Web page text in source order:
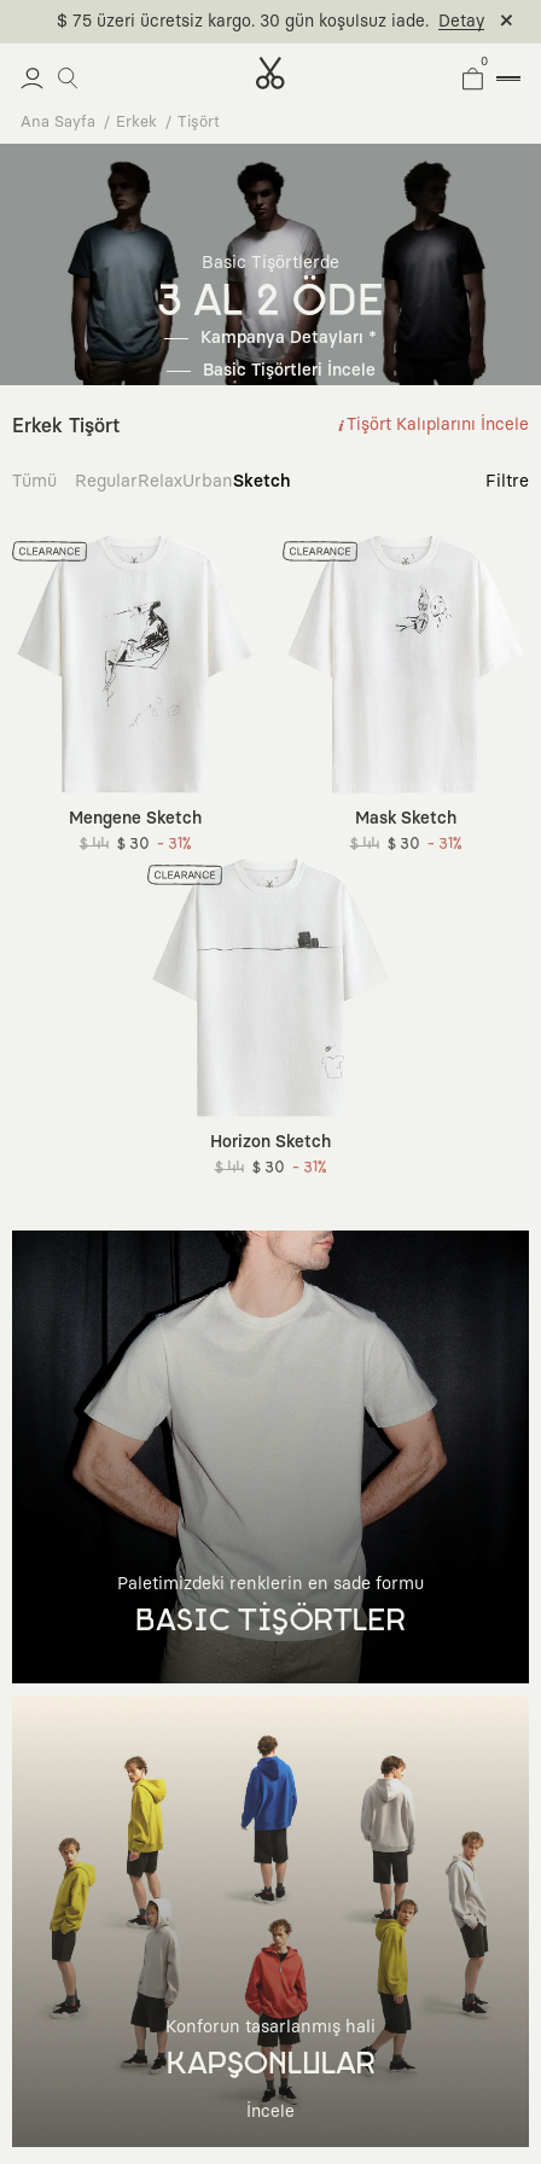
$ 75 üzeri ücretsiz kargo. 30 gün koşulsuz iade. Detay
0
Ana Sayfa Erkek Tişört
Basic Tişörtlerde
3 AL 2 ÖDE
Kampanya Detayları *
Basic Tişörtleri İncele
Erkek Tişört Tişört Kalıplarını İncele
Tümü RegularRelaxUrbanSketch Filtre
Mengene Sketch
$ 44 $ 30 - 31%
Mask Sketch
$ 44 $ 30 - 31%
Horizon Sketch
$ 44 $ 30 - 31%
Paletimizdeki renklerin en sade formu
BASIC TİŞÖRTLER
Konforun tasarlanmış hali
KAPŞONLULAR
İncele